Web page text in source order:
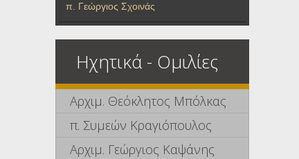
π. Γεώργιος Σχοινάς
Ηχητικά - Ομιλίες
Αρχιμ. Θεόκλητος Μπόλκας
π. Συμεών Κραγιόπουλος
Αρχιμ. Γεώργιος Καψάνης